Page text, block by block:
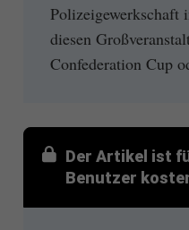
Polizeigewerkschaft
diesen
Confederation Cup
Der Artikel ist
Benutzer